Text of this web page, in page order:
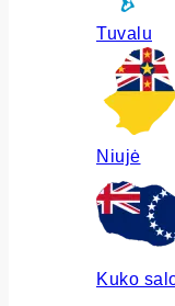
Tuvalu
Niujė
Kuko